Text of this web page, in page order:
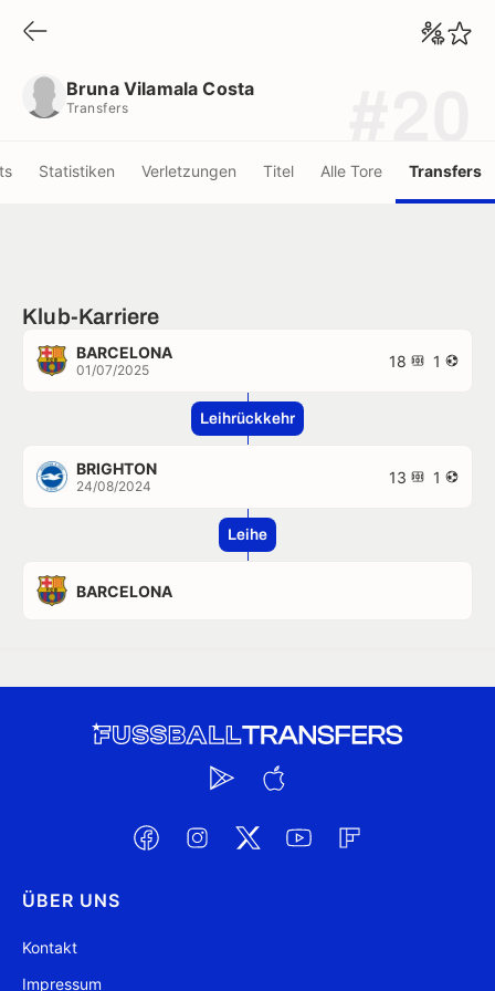
Bruna Vilamala Costa
Transfers
Statistiken Verletzungen Titel Alle Tore Transfers
Klub-Karriere
BARCELONA
01/07/2025 18 1
Leihrückkehr
BRIGHTON
24/08/2024 13 1
Leihe
BARCELONA
ÜBER UNS
Kontakt
Impressum